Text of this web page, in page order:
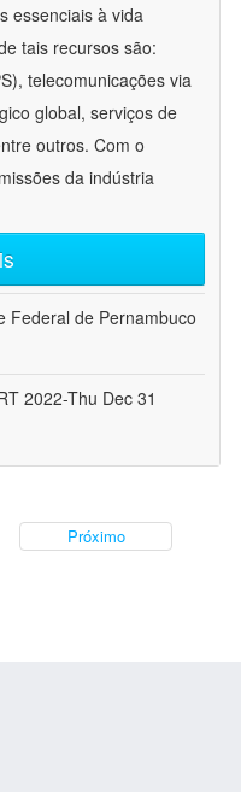
essenciais à vida
tais recursos são:
telecomunicações via
global, serviços de
outros. Com o
da indústria
Federal de Pernambuco
2022-Thu Dec 31
Próximo